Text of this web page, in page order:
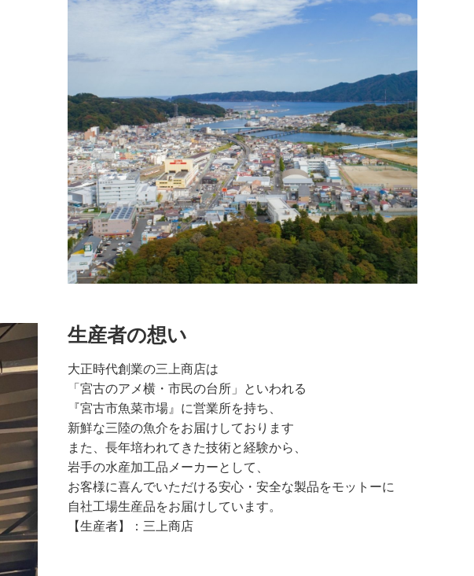
生産者の想い
大正時代創業の三上商店は
「宮古のアメ横・市民の台所」といわれる
『宮古市魚菜市場』に営業所を持ち、
新鮮な三陸の魚介をお届けしております
また、長年培われてきた技術と経験から、
岩手の水産加工品メーカーとして、
お客様に喜んでいただける安心・安全な製品をモットーに
自社工場生産品をお届けしています。
【生産者】：三上商店